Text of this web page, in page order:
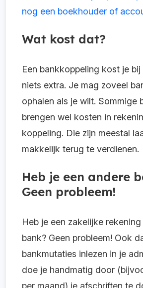
nog een boekhouder of
Wat kost dat?
Een bankkoppeling kost je
niets extra. Je mag zoveel
ophalen als je wilt. Sommige
brengen wel kosten in
koppeling. Die zijn meestal
makkelijk terug te verdienen.
Heb je een andere
Geen probleem!
Heb je een zakelijke
bank? Geen probleem! Ook
bankmutaties inlezen in je
doe je handmatig door
per maand) je afschriften te